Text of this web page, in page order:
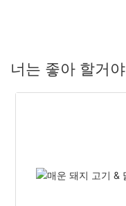
너는 좋아 할거야